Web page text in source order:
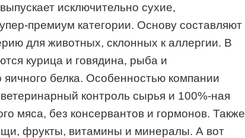
исключительно сухие,
премиум категории. Основу составляют
для животных, склонных к аллергии. В
курица и говядина, рыба и
яичного белка. Особенностью компании
контроль сырья и 100%-ная
мяса, без консервантов и гормонов. Также
фрукты, витамины и минералы. А вот